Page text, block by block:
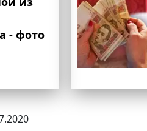
- фото